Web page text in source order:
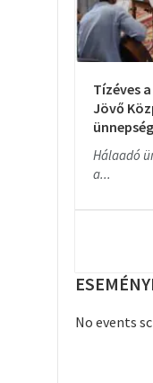
Tízéves
Jövő
Hálaadó
a...
No events